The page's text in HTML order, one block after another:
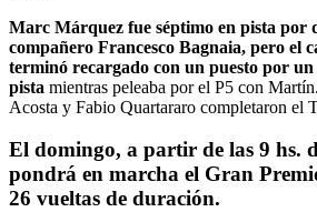
Marc Márquez fue séptimo en pista por
compañero Francesco Bagnaia, pero el
terminó recargado con un puesto por un
pista mientras peleaba por el P5 con
Acosta y Fabio Quartararo completaron el
El domingo, a partir de las 9 hs.
pondrá en marcha el Gran
26 vueltas de duración.